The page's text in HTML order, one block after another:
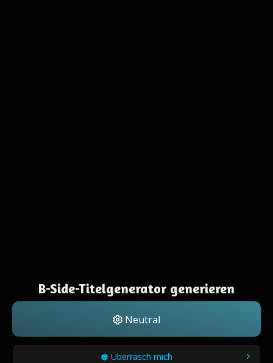
B-Side-Titelgenerator generieren
Neutral
Überrasch mich